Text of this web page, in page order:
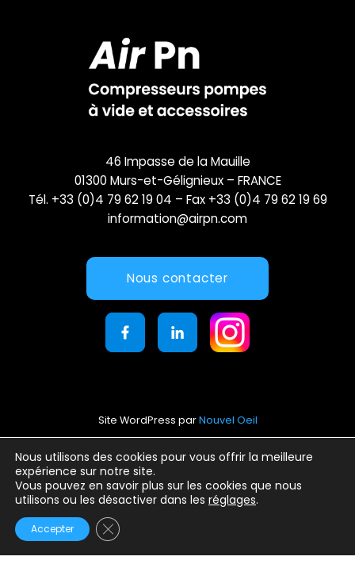
Nous utilisons des cookies pour vous offrir la meilleure
expérience sur notre site.
Vous pouvez en savoir plus sur les cookies que nous
utilisons ou les désactiver dans les réglages.
Accepter Fermer la bannière des cookies GDPR
46 Impasse de la Mauille
01300 Murs-et-Gélignieux – FRANCE
Tél. +33 (0)4 79 62 19 04 – Fax +33 (0)4 79 62 19 69
information@airpn.com
Nous contacter
Site WordPress parNouvel Oeil
Mentions légales
Conditions générales d’utilisation
Politique de confidentialité